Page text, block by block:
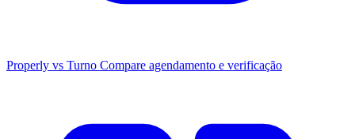
Properly vs Turno Compare agendamento e verificação